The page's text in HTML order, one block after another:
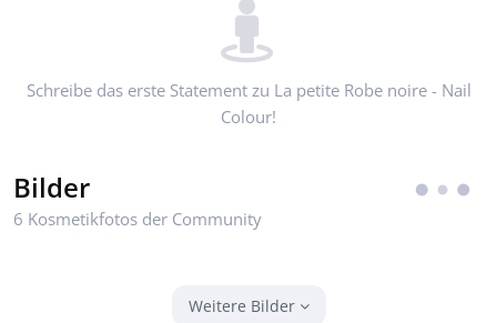
Schreibe das erste Statement zu La petite Robe noire - Nail
Colour!
Bilder
6 Kosmetikfotos der Community
Weitere Bilder